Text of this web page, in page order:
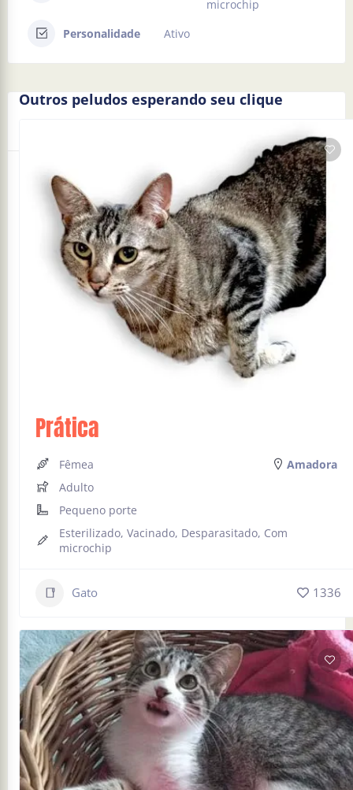
microchip
Personalidade
Ativo
Outros peludos esperando seu clique
Prática
Amadora
Fêmea
Adulto
Pequeno porte
Esterilizado, Vacinado, Desparasitado, Com
microchip
Gato 1336